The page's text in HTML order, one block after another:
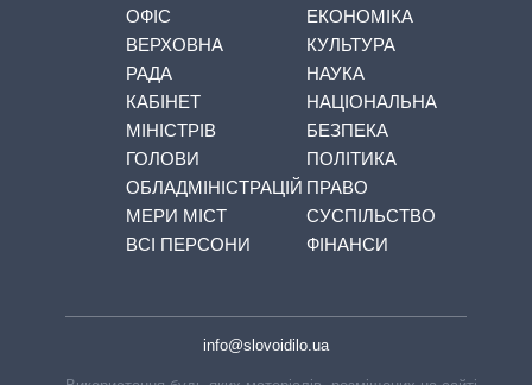
ОФІС
ВЕРХОВНА
РАДА
КАБІНЕТ
МІНІСТРІВ
ГОЛОВИ
ОБЛАДМІНІСТРАЦІЙ
МЕРИ МІСТ
ВСІ ПЕРСОНИ
ЕКОНОМІКА
КУЛЬТУРА
НАУКА
НАЦІОНАЛЬНА
БЕЗПЕКА
ПОЛІТИКА
ПРАВО
СУСПІЛЬСТВО
ФІНАНСИ
info@slovoidilo.ua